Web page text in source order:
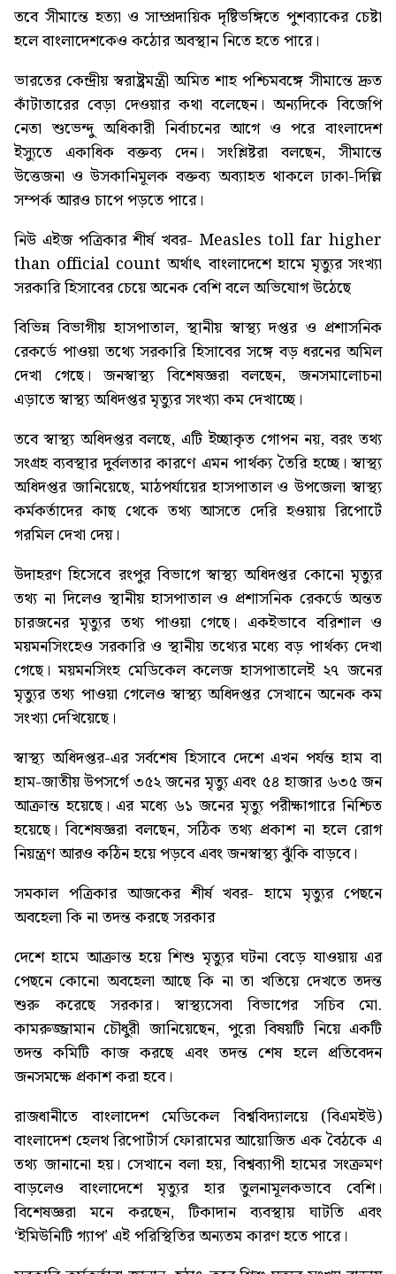
তবে সীমান্তে হত্যা ও সাম্প্রদায়িক দৃষ্টিভঙ্গিতে পুশব্যাকের চেষ্টা
হলে বাংলাদেশকেও কঠোর অবস্থান নিতে হতে পারে।
ভারতের কেন্দ্রীয় স্বরাষ্ট্রমন্ত্রী অমিত শাহ পশ্চিমবঙ্গে সীমান্তে দ্রুত
কাঁটাতারের বেড়া দেওয়ার কথা বলেছেন। অন্যদিকে বিজেপি
নেতা শুভেন্দু অধিকারী নির্বাচনের আগে ও পরে বাংলাদেশ
ইস্যুতে একাধিক বক্তব্য দেন। সংশ্লিষ্টরা বলছেন, সীমান্তে
উত্তেজনা ও উসকানিমূলক বক্তব্য অব্যাহত থাকলে ঢাকা-দিল্লি
সম্পর্ক আরও চাপে পড়তে পারে।
নিউ এইজ পত্রিকার শীর্ষ খবর- Measles toll far higher
than official countঅর্থাৎ বাংলাদেশে হামে মৃত্যুর সংখ্যা
সরকারি হিসাবের চেয়ে অনেক বেশি বলে অভিযোগ উঠেছে
বিভিন্ন বিভাগীয় হাসপাতাল, স্থানীয় স্বাস্থ্য দপ্তর ও প্রশাসনিক
রেকর্ডে পাওয়া তথ্যে সরকারি হিসাবের সঙ্গে বড় ধরনের অমিল
দেখা গেছে। জনস্বাস্থ্য বিশেষজ্ঞরা বলছেন, জনসমালোচনা
এড়াতে স্বাস্থ্য অধিদপ্তর মৃত্যুর সংখ্যা কম দেখাচ্ছে।
তবে স্বাস্থ্য অধিদপ্তর বলছে, এটি ইচ্ছাকৃত গোপন নয়, বরং তথ্য
সংগ্রহ ব্যবস্থার দুর্বলতার কারণে এমন পার্থক্য তৈরি হচ্ছে। স্বাস্থ্য
অধিদপ্তর জানিয়েছে, মাঠপর্যায়ের হাসপাতাল ও উপজেলা স্বাস্থ্য
কর্মকর্তাদের কাছ থেকে তথ্য আসতে দেরি হওয়ায় রিপোর্টে
গরমিল দেখা দেয়।
উদাহরণ হিসেবে রংপুর বিভাগে স্বাস্থ্য অধিদপ্তর কোনো মৃত্যুর
তথ্য না দিলেও স্থানীয় হাসপাতাল ও প্রশাসনিক রেকর্ডে অন্তত
চারজনের মৃত্যুর তথ্য পাওয়া গেছে। একইভাবে বরিশাল ও
ময়মনসিংহেও সরকারি ও স্থানীয় তথ্যের মধ্যে বড় পার্থক্য দেখা
গেছে। ময়মনসিংহ মেডিকেল কলেজ হাসপাতালেই ২৭ জনের
মৃত্যুর তথ্য পাওয়া গেলেও স্বাস্থ্য অধিদপ্তর সেখানে অনেক কম
সংখ্যা দেখিয়েছে।
স্বাস্থ্য অধিদপ্তর-এর সর্বশেষ হিসাবে দেশে এখন পর্যন্ত হাম বা
হাম-জাতীয় উপসর্গে ৩৫২ জনের মৃত্যু এবং ৫৪ হাজার ৬৩৫ জন
আক্রান্ত হয়েছে। এর মধ্যে ৬১ জনের মৃত্যু পরীক্ষাগারে নিশ্চিত
হয়েছে। বিশেষজ্ঞরা বলছেন, সঠিক তথ্য প্রকাশ না হলে রোগ
নিয়ন্ত্রণ আরও কঠিন হয়ে পড়বে এবং জনস্বাস্থ্য ঝুঁকি বাড়বে।
সমকাল পত্রিকার আজকের শীর্ষ খবর-হামে মৃত্যুর পেছনে
অবহেলা কি না তদন্ত করছে সরকার
দেশে হামে আক্রান্ত হয়ে শিশু মৃত্যুর ঘটনা বেড়ে যাওয়ায় এর
পেছনে কোনো অবহেলা আছে কি না তা খতিয়ে দেখতে তদন্ত
শুরু করেছে সরকার। স্বাস্থ্যসেবা বিভাগের সচিব মো.
কামরুজ্জামান চৌধুরী জানিয়েছেন, পুরো বিষয়টি নিয়ে একটি
তদন্ত কমিটি কাজ করছে এবং তদন্ত শেষ হলে প্রতিবেদন
জনসমক্ষে প্রকাশ করা হবে।
রাজধানীতে বাংলাদেশ মেডিকেল বিশ্ববিদ্যালয়ে (বিএমইউ)
বাংলাদেশ হেলথ রিপোর্টার্স ফোরামের আয়োজিত এক বৈঠকে এ
তথ্য জানানো হয়। সেখানে বলা হয়, বিশ্বব্যাপী হামের সংক্রমণ
বাড়লেও বাংলাদেশে মৃত্যুর হার তুলনামূলকভাবে বেশি।
বিশেষজ্ঞরা মনে করছেন, টিকাদান ব্যবস্থায় ঘাটতি এবং
‘ইমিউনিটি গ্যাপ’ এই পরিস্থিতির অন্যতম কারণ হতে পারে।